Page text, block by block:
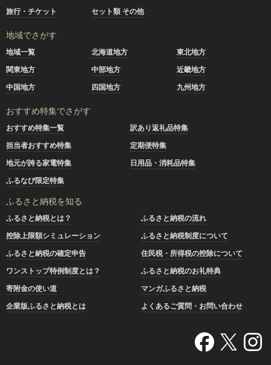
旅行・チケット
セット類 その他
地域でさがす
地域一覧 北海道地方
東北地方
関東地方
中部地方
近畿地方
中国地方
四国地方 九州地方
おすすめ特集でさがす
おすすめ特集一覧
訳あり返礼品特集
担当者おすすめ特集
定期便特集
地元が誇る家電特集
日用品・消耗品特集
ふるなび限定特集
ふるさと納税を知る
ふるさと納税とは？
ふるさと納税の流れ
控除上限額シミュレーション
ふるさと納税制度について
ふるさと納税の確定申告
住民税・所得税の控除について
ワンストップ特例制度とは？
ふるさと納税のお礼特典
寄附金の使い道
マンガふるさと納税
企業版ふるさと納税とは
よくあるご質問・お問い合わせ